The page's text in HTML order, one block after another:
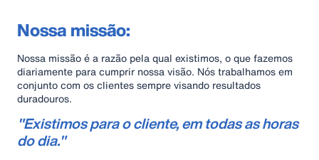
Nossa missão:
Nossa missão é a razão pela qual existimos, o que fazemos
diariamente para cumprir nossa visão. Nós trabalhamos em
conjunto com os clientes sempre visando resultados
duradouros.
"Existimos para o cliente, em todas as horas
do dia."